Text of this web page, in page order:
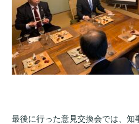
最後に行った意見交換会では、知